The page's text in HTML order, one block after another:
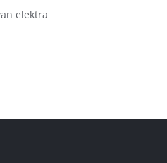
elektra